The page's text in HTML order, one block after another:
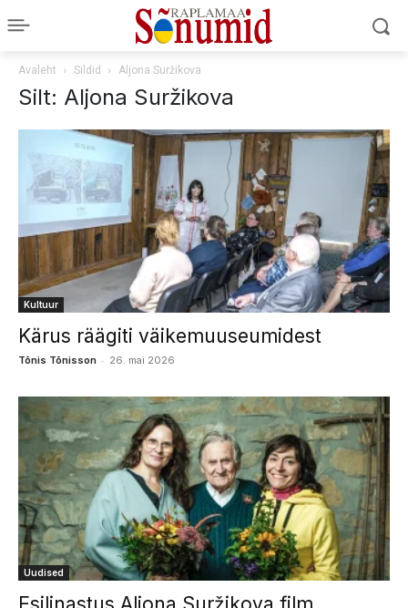
Avaleht Sildid Aljona Suržikova
Silt: Aljona Suržikova
Kultuur
Kärus räägiti väikemuuseumidest
Tõnis Tõnisson - 26. mai 2026
Uudised